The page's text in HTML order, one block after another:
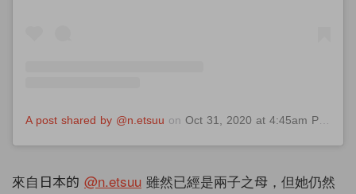
A post shared by @n.etsuu on Oct 31, 2020 at 4:45am PDT
來自日本的 @n.etsuu 雖然已經是兩子之母，但她仍然